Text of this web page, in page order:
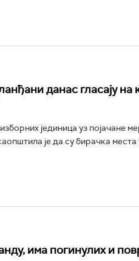
данас гласају
јединица уз појачане
је да су бирачка места
има погинулих и